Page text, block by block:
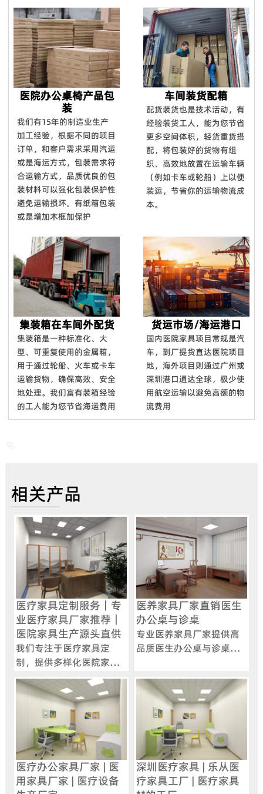
医院办公桌椅产品包
装
我们有15年的制造业生产
加工经验，根据不同的项目
订单，和客户需求采用汽运
或是海运方式，包装需求符
合运输方式，品质优良的包
装材料可以强化包装保护性
避免运输损坏。有纸箱包装
或是增加木框加保护
车间装货配箱
配货装货也是技术活动，有
经验装货工人，能为您节省
更多空间体积，轻货重货搭
配，将包装好的货物有组
织、高效地放置在运输车辆
（例如卡车或轮船）上以便
装运，节省你的运输物流成
本。
集装箱在车间外配货
集装箱是一种标准化、大
型、可重复使用的金属箱，
用于通过轮船、火车或卡车
运输货物，确保高效、安全
地处理。我们富有装箱经验
的工人能为您节省海运费用
货运市场/海运港口
国内医院家具项目常规是汽
车，到厂提货直达医院项目
地，海外项目则通过广州或
深圳港口通达全球，极少使
用航空运输以避免高额的物
流费用
相关产品
医疗家具定制服务｜专
业医疗家具厂家推荐｜
医院家具生产源头直供
我们专注于医疗家具定
制，提供多样化医院家具
生产方案。作为专业医疗
家具厂家，我们致力于满
足各类医疗机构对家具的
需求，涵盖导医台、护士
站等功能性家具的设计与
制造，确保产品质量与实
用性兼备。
医养家具厂家直销医生
办公桌与诊桌
专业医养家具厂家提供高
品质医生办公桌与诊桌，
求，支持定制，打造舒适
高效诊疗空间。
医疗办公家具厂家 | 医
用家具厂家 | 医疗设备
深圳医疗家具 | 乐从医
疗家具工厂 | 医疗家具